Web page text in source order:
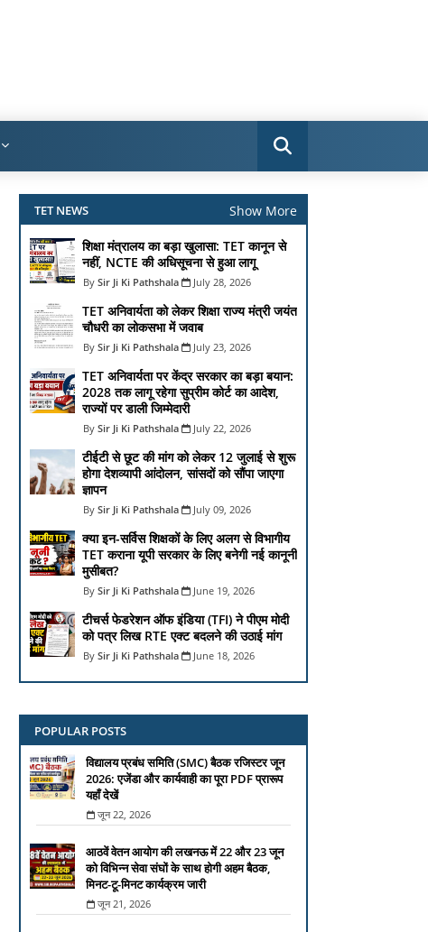
TET NEWS Show More
शिक्षा मंत्रालय का बड़ा खुलासा: TET कानून से
नहीं, NCTE की अधिसूचना से हुआ लागू
Sir Ji Ki Pathshala July 28, 2026
TET अनिवार्यता को लेकर शिक्षा राज्य मंत्री जयंत
चौधरी का लोकसभा में जवाब
Sir Ji Ki Pathshala July 23, 2026
TET अनिवार्यता पर केंद्र सरकार का बड़ा बयान:
2028 तक लागू रहेगा सुप्रीम कोर्ट का आदेश,
राज्यों पर डाली जिम्मेदारी
Sir Ji Ki Pathshala July 22, 2026
टीईटी से छूट की मांग को लेकर 12 जुलाई से शुरू
होगा देशव्यापी आंदोलन, सांसदों को सौंपा जाएगा
ज्ञापन
Sir Ji Ki Pathshala July 09, 2026
क्या इन-सर्विस शिक्षकों के लिए अलग से विभागीय
TET कराना यूपी सरकार के लिए बनेगी नई कानूनी
मुसीबत?
Sir Ji Ki Pathshala June 19, 2026
टीचर्स फेडरेशन ऑफ इंडिया (TFI) ने पीएम मोदी
को पत्र लिख RTE एक्ट बदलने की उठाई मांग
Sir Ji Ki Pathshala June 18, 2026
POPULAR POSTS
विद्यालय प्रबंध समिति (SMC) बैठक रजिस्टर जून
2026: एजेंडा और कार्यवाही का पूरा PDF प्रारूप
यहाँ देखें
जून 22, 2026
आठवें वेतन आयोग की लखनऊ में 22 और 23 जून
को विभिन्न सेवा संघों के साथ होगी अहम बैठक,
मिनट-टू-मिनट कार्यक्रम जारी
जून 21, 2026